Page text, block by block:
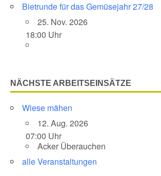
Bietrunde für das Gemüsejahr 27/28
25. Nov. 2026
18:00 Uhr
NÄCHSTE ARBEITSEINSÄTZE
Wiese mähen
12. Aug. 2026
07:00 Uhr
Acker Überauchen
alle Veranstaltungen